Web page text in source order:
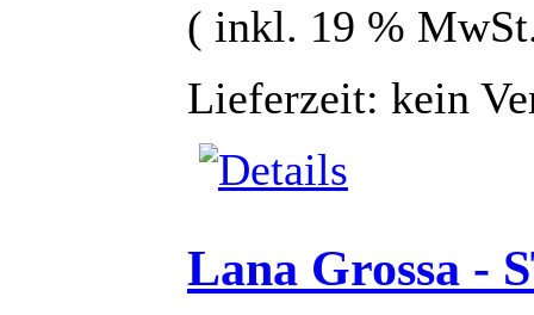
( inkl. 19 %
Lieferzeit: kein
Lana Grossa -